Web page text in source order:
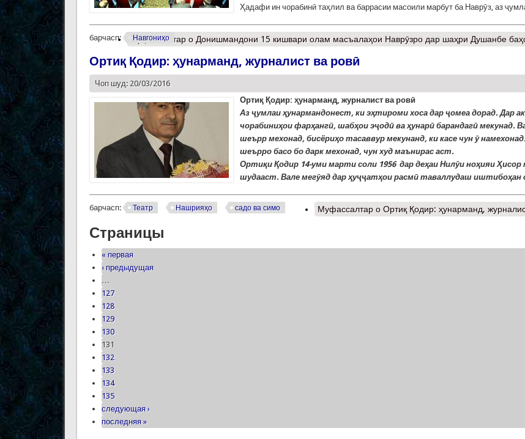
Ҳадафи ин чорабинӣ таҳлил ва баррасии масоили марбут ба Наврӯз, аз
барчасп: Навгониҳо
Муфассалтар о Донишмандони 15 кишвари олам масъалаҳои Наврӯзро дар шаҳри Душанбе
Ортиқ Қодир: ҳунарманд, журналист ва ровӣ
Чоп шуд: 20/03/2016
Ортиқ Қодир: ҳунарманд, журналист ва ровӣ
Аз ҷумлаи ҳунармандонест, ки эҳтироми хоса дар ҷомеа дорад. Дар
чорабиниҳои фарҳангӣ, шабҳои эҷодӣ ва ҳунарӣ барандагӣ мекунад.
шеърр мехонад, бисёриҳо тасаввур мекунанд, ки касе чун ӯ
шеърро басо бо дарк мехонад, чун худ маънирас аст.
Ортиқи Қодир 14-уми марти соли 1956 дар деҳаи Нилӯи ноҳияи Ҳисор
шудааст. Вале мегӯяд дар ҳуҷҷатҳои расмӣ таваллудаш иштибоҳан
барчасп: Театр Нашрияҳо садо ва симо Муфассалтар о Ортиқ Қодир: ҳунарманд,
Страницы
« первая
‹ предыдущая
…
127
128
129
130
131
132
133
134
135
следующая ›
последняя »